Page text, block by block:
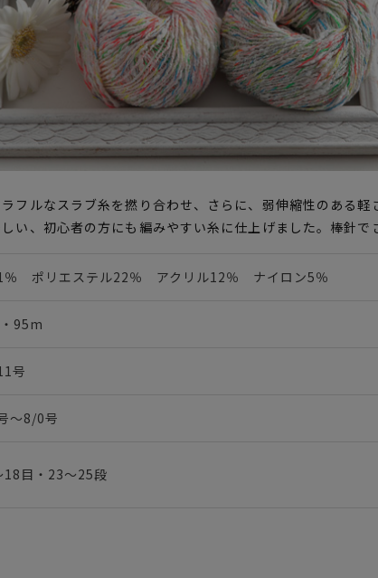
フルなスラブ糸を撚り合わせ、さらに、弱伸縮性のある
い、初心者の方にも編みやすい糸に仕上げました。棒針
％ ポリエステル22％ アクリル12％ ナイロン5％
95m
号
～8/0号
18目・23～25段